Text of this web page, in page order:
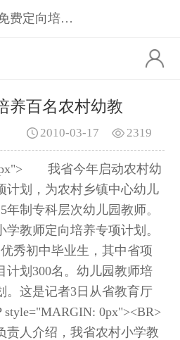
湖南省免费定向培养百名农村幼教
养百名农村幼教
2319
2010-03-17
我省今年启动农村幼
计划，为农村乡镇中心幼儿
年制专科层次幼儿园教师。
教师定向培养专项计划。
秀初中毕业生，其中省项
计划300名。幼儿园教师培
。这是记者3日从省教育厅
style="MARGIN: 0px"><BR>
人介绍，我省农村小学教